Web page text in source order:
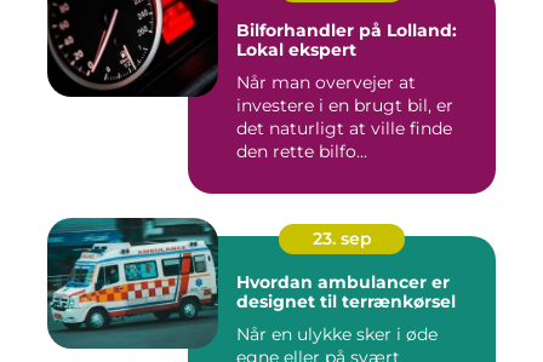
Bilforhandler på Lolland:
Lokal ekspert
Når man overvejer at
investere i en brugt bil, er
det naturligt at ville finde
den rette bilfo...
23. sep
Hvordan ambulancer er
designet til terrænkørsel
Når en ulykke sker i øde
egne eller på svært